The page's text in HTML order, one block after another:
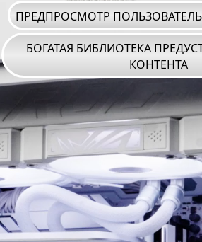
ПРЕДПРОСМОТР
БОГАТАЯ БИБЛИОТЕКА
КОНТЕНТА